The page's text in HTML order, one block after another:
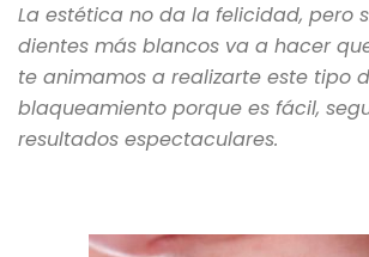
La estética no da la felicidad, pero
dientes más blancos va a hacer
te animamos a realizarte este tipo
blaqueamiento porque es fácil,
resultados espectaculares.